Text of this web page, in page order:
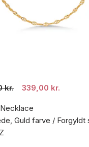
kr. 339,00 kr.
Guld farve / Forgyldt